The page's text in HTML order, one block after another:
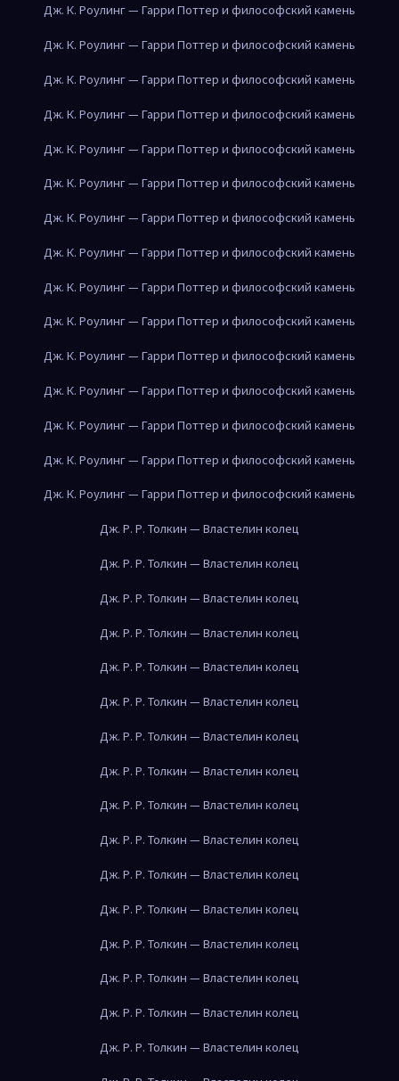
Дж. К. Роулинг — Гарри Поттер и философский камень
Дж. К. Роулинг — Гарри Поттер и философский камень
Дж. К. Роулинг — Гарри Поттер и философский камень
Дж. К. Роулинг — Гарри Поттер и философский камень
Дж. К. Роулинг — Гарри Поттер и философский камень
Дж. К. Роулинг — Гарри Поттер и философский камень
Дж. К. Роулинг — Гарри Поттер и философский камень
Дж. К. Роулинг — Гарри Поттер и философский камень
Дж. К. Роулинг — Гарри Поттер и философский камень
Дж. К. Роулинг — Гарри Поттер и философский камень
Дж. К. Роулинг — Гарри Поттер и философский камень
Дж. К. Роулинг — Гарри Поттер и философский камень
Дж. К. Роулинг — Гарри Поттер и философский камень
Дж. К. Роулинг — Гарри Поттер и философский камень
Дж. К. Роулинг — Гарри Поттер и философский камень
Дж. Р. Р. Толкин — Властелин колец
Дж. Р. Р. Толкин — Властелин колец
Дж. Р. Р. Толкин — Властелин колец
Дж. Р. Р. Толкин — Властелин колец
Дж. Р. Р. Толкин — Властелин колец
Дж. Р. Р. Толкин — Властелин колец
Дж. Р. Р. Толкин — Властелин колец
Дж. Р. Р. Толкин — Властелин колец
Дж. Р. Р. Толкин — Властелин колец
Дж. Р. Р. Толкин — Властелин колец
Дж. Р. Р. Толкин — Властелин колец
Дж. Р. Р. Толкин — Властелин колец
Дж. Р. Р. Толкин — Властелин колец
Дж. Р. Р. Толкин — Властелин колец
Дж. Р. Р. Толкин — Властелин колец
Дж. Р. Р. Толкин — Властелин колец